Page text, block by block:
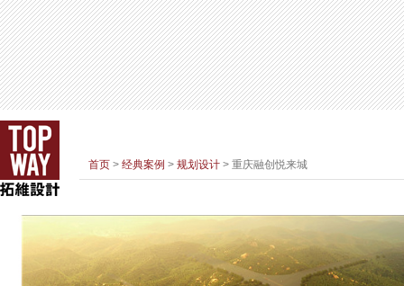
首页 > 经典案例 > 规划设计 > 重庆融创悦来城